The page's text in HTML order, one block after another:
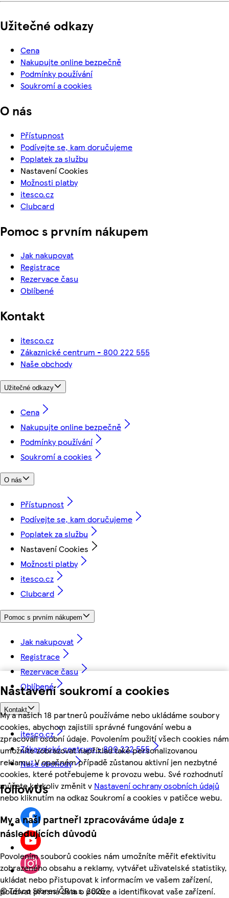
Nastavení soukromí a cookies
My a našich 18 partnerů používáme nebo ukládáme soubory
cookies, abychom zajistili správné fungování webu a
zpracovali osobní údaje. Povolením použití všech cookies nám
umožníte zobrazovat například také personalizovanou
reklamu. V opačném případě zůstanou aktivní jen nezbytné
cookies, které potřebujeme k provozu webu. Své rozhodnutí
můžete kdykoliv změnit v Nastavení ochrany osobních údajů
nebo kliknutím na odkaz Soukromí a cookies v patičce webu.
My a naši partneři zpracováváme údaje z
následujících důvodů
Povolením souborů cookies nám umožníte měřit efektivitu
zobrazeného obsahu a reklamy, vytvářet uživatelské statistiky,
ukládat nebo přistupovat k informacím ve vašem zařízení,
používat přesná data o poloze a identifikovat vaše zařízení.
Užitečné odkazy
Cena
Nakupujte online bezpečně
Podmínky používání
Soukromí a cookies
O nás
Přístupnost
Podívejte se, kam doručujeme
Poplatek za službu
Nastavení Cookies
Možnosti platby
itesco.cz
Clubcard
Pomoc s prvním nákupem
Jak nakupovat
Registrace
Rezervace času
Oblíbené
Kontakt
itesco.cz
Zákaznické centrum - 800 222 555
Naše obchody
Užitečné odkazy
Cena
Nakupujte online bezpečně
Podmínky používání
Soukromí a cookies
O nás
Přístupnost
Podívejte se, kam doručujeme
Poplatek za službu
Nastavení Cookies
Možnosti platby
itesco.cz
Clubcard
Pomoc s prvním nákupem
Jak nakupovat
Registrace
Rezervace času
Oblíbené
Kontakt
itesco.cz
Zákaznické centrum - 800 222 555
Naše obchody
followUs
©Tesco Stores ČR a.s. 2026